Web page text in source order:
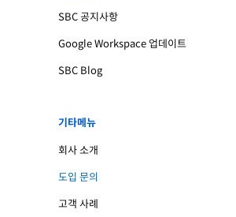
SBC 공지사항
Google Workspace 업데이트
SBC Blog
기타메뉴
회사 소개
도입 문의
고객 사례